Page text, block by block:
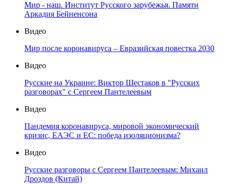
Мир - наш. Институт Русского зарубежья. Памяти
Аркадия Бейненсона
Видео
Мир после коронавируса – Евразийская повестка 2030
Видео
Русские на Украине: Виктор Шестаков в "Русских
разговорах" с Сергеем Пантелеевым
Видео
Пандемия коронавируса, мировой экономический
кризис, ЕАЭС и ЕС: победа изоляционизма?
Видео
Русские разговоры с Сергеем Пантелеевым: Михаил
Дроздов (Китай)